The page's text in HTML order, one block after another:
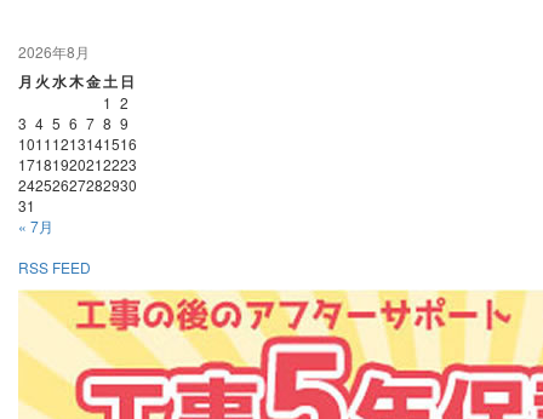
2026年8月
月 火水木金土 日
1 2
3 4 5 6 7 8 9
10111213141516
17181920212223
24252627282930
31
« 7月
RSS FEED